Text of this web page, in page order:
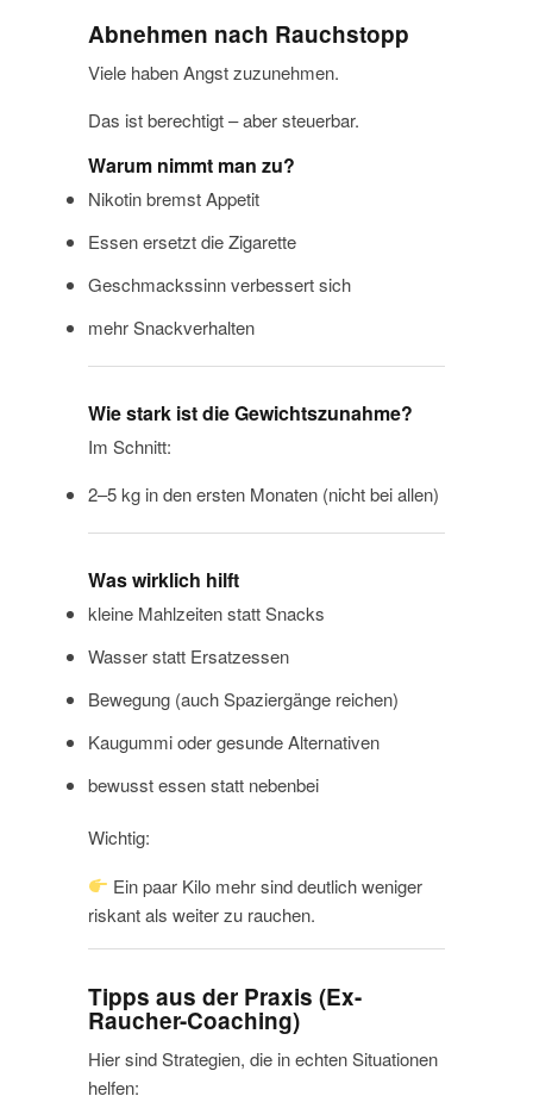
Abnehmen nach Rauchstopp
Viele haben Angst zuzunehmen.
Das ist berechtigt – aber steuerbar.
Warum nimmt man zu?
Nikotin bremst Appetit
Essen ersetzt die Zigarette
Geschmackssinn verbessert sich
mehr Snackverhalten
Wie stark ist die Gewichtszunahme?
Im Schnitt:
2–5 kg in den ersten Monaten (nicht bei allen)
Was wirklich hilft
kleine Mahlzeiten statt Snacks
Wasser statt Ersatzessen
Bewegung (auch Spaziergänge reichen)
Kaugummi oder gesunde Alternativen
bewusst essen statt nebenbei
Wichtig:
Ein paar Kilo mehr sind deutlich weniger
riskant als weiter zu rauchen.
Tipps aus der Praxis (Ex-
Raucher-Coaching)
Hier sind Strategien, die in echten Situationen
helfen: